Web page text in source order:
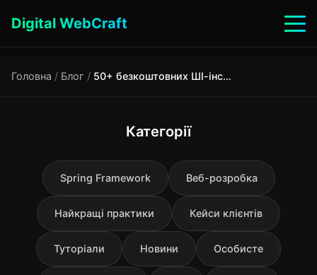
Digital WebCraft
Головна / Блог / 50+ безкоштовних ШІ-інструментів для повсякденного життя 2025
Категорії
Spring Framework Веб-розробка
Найкращі практики Кейси клієнтів
Туторіали Новини Особисте